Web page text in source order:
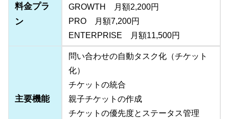
料金プラ
ン
GROWTH 月額2,200円
PRO 月額7,200円
ENTERPRISE 月額11,500円
主要機能
問い合わせの自動タスク化（チケット
化）
チケットの統合
親子チケットの作成
チケットの優先度とステータス管理